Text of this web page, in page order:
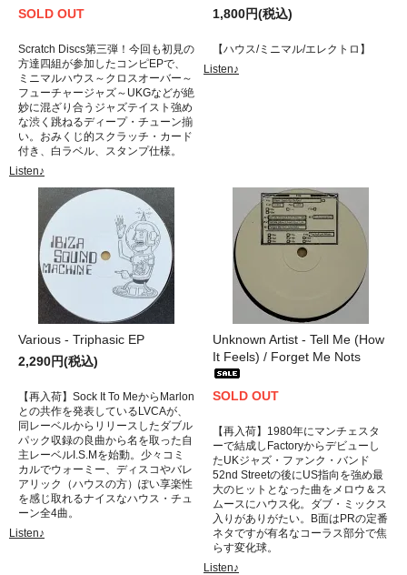
SOLD OUT
Scratch Discs第三弾！今回も初見の
方達四組が参加したコンピEPで、
ミニマルハウス～クロスオーバー～
フューチャージャズ～UKGなどが絶
妙に混ざり合うジャズテイスト強め
な渋く跳ねるディープ・チューン揃
い。おみくじ的スクラッチ・カード
付き、白ラベル、スタンプ仕様。
Listen♪
1,800円(税込)
【ハウス/ミニマル/エレクトロ】
Listen♪
Various - Triphasic EP
2,290円(税込)
【再入荷】Sock It To MeからMarlon
との共作を発表しているLVCAが、
同レーベルからリリースしたダブル
パック収録の良曲から名を取った自
主レーベルI.S.Mを始動。少々コミ
カルでウォーミー、ディスコやバレ
アリック（ハウスの方）ぽい享楽性
を感じ取れるナイスなハウス・チュ
ーン全4曲。
Listen♪
Unknown Artist - Tell Me (How
It Feels) / Forget Me Nots
SOLD OUT
【再入荷】1980年にマンチェスタ
ーで結成しFactoryからデビューし
たUKジャズ・ファンク・バンド
52nd Streetの後にUS指向を強め最
大のヒットとなった曲をメロウ＆ス
ムースにハウス化。ダブ・ミックス
入りがありがたい。B面はPRの定番
ネタですが有名なコーラス部分で焦
らす変化球。
Listen♪